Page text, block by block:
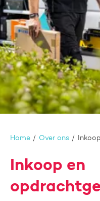
Home Over ons
Inkoop en